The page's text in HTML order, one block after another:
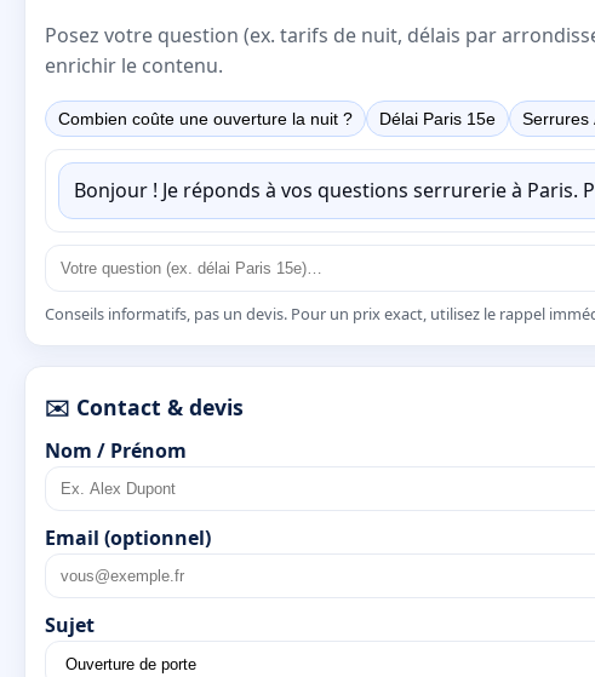
Posez votre question (ex. tarifs de nuit, délais par
enrichir le contenu.
Combien coûte une ouverture la nuit ? Délai Paris 15e Serrures
Bonjour ! Je réponds à vos questions serrurerie à Paris.
Conseils informatifs, pas un devis. Pour un prix exact, utilisez le rappel
✉️ Contact & devis
Nom / Prénom
Email (optionnel)
Sujet